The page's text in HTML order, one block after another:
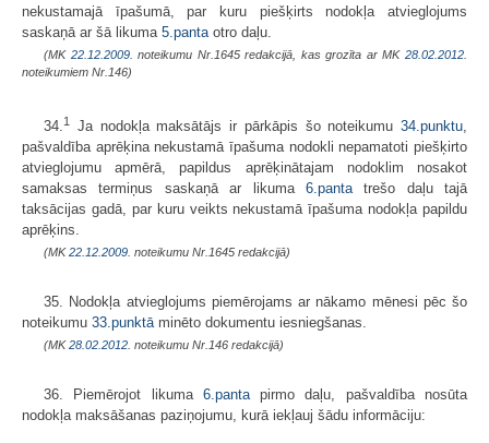
nekustamajā īpašumā, par kuru piešķirts nodokļa atvieglojums
saskaņā ar šā likuma 5.panta otro daļu.
(MK 22.12.2009. noteikumu Nr.1645 redakcijā, kas grozīta ar MK28.02.2012.
noteikumiem Nr.146)
34.1 Ja nodokļa maksātājs ir pārkāpis šo noteikumu 34.punktu,
pašvaldība aprēķina nekustamā īpašuma nodokli nepamatoti piešķirto
atvieglojumu apmērā, papildus aprēķinātajam nodoklim nosakot
samaksas termiņus saskaņā ar likuma 6.pantatrešo daļu tajā
taksācijas gadā, par kuru veikts nekustamā īpašuma nodokļa papildu
aprēķins.
(MK22.12.2009. noteikumu Nr.1645 redakcijā)
35. Nodokļa atvieglojums piemērojams ar nākamo mēnesi pēc šo
noteikumu 33.punktāminēto dokumentu iesniegšanas.
(MK28.02.2012. noteikumu Nr.146 redakcijā)
36. Piemērojot likuma 6.pantapirmo daļu, pašvaldība nosūta
nodokļa maksāšanas paziņojumu, kurā iekļauj šādu informāciju: